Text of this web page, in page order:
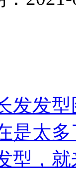
发发
是太
型，